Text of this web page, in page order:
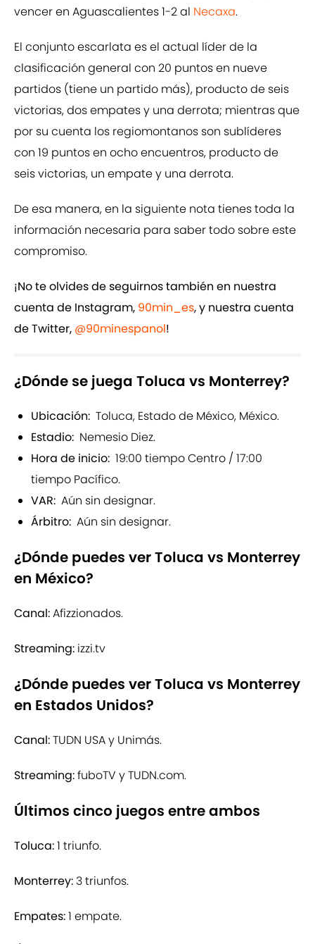
vencer en Aguascalientes 1-2 al Necaxa.
El conjunto escarlata es el actual líder de la
clasificación general con 20 puntos en nueve
partidos (tiene un partido más), producto de seis
victorias, dos empates y una derrota; mientras que
por su cuenta los regiomontanos son sublíderes
con 19 puntos en ocho encuentros, producto de
seis victorias, un empate y una derrota.
De esa manera, en la siguiente nota tienes toda la
información necesaria para saber todo sobre este
compromiso.
¡No te olvides de seguirnos también en nuestra
cuenta de Instagram, 90min_es, y nuestra cuenta
de Twitter, @90minespanol!
¿Dónde se juega Toluca vs Monterrey?
Ubicación: Toluca, Estado de México, México.
Estadio: Nemesio Diez.
Hora de inicio: 19:00 tiempo Centro / 17:00
tiempo Pacífico.
VAR: Aún sin designar.
Árbitro: Aún sin designar.
¿Dónde puedes ver Toluca vs Monterrey
en México?
Canal:Afizzionados.
Streaming: izzi.tv
¿Dónde puedes ver Toluca vs Monterrey
en Estados Unidos?
Canal:TUDN USA y Unimás.
Streaming:fuboTV y TUDN.com.
Últimos cinco juegos entre ambos
Toluca:1 triunfo.
Monterrey: 3 triunfos.
Empates:1 empate.